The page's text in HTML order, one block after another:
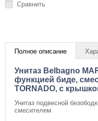
Сравнить
Полное описание
Унитаз Belbagno
функцией биде,
TORNADO, с
Унитаз подвесной
смесителем